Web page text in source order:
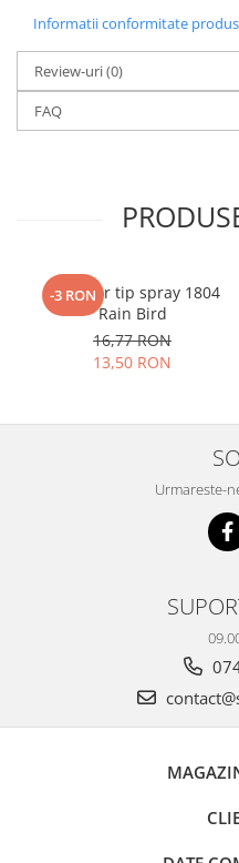
Informatii conformitate produs
Review-uri(0)
FAQ
-3 RON
Aspersor tip spray 1804
Rain Bird
16,77 RON
13,50 RON
Urmareste-